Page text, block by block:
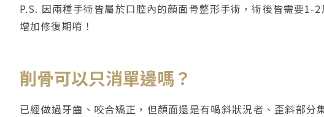
P.S. 因兩種手術皆屬於口腔內的顏面骨整形手術，術後皆需要1-
增加修復期唷！
削骨可以只消單邊嗎？
已經做過牙齒、咬合矯正，但顏面還是有喎斜狀況者、歪斜部